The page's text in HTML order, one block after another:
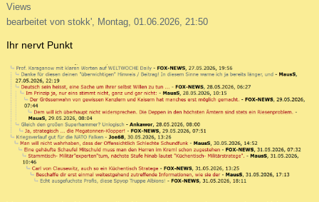
Views
bearbeitet von stokk', Montag, 01.06.2026, 21:50
Ihr nervt Punkt